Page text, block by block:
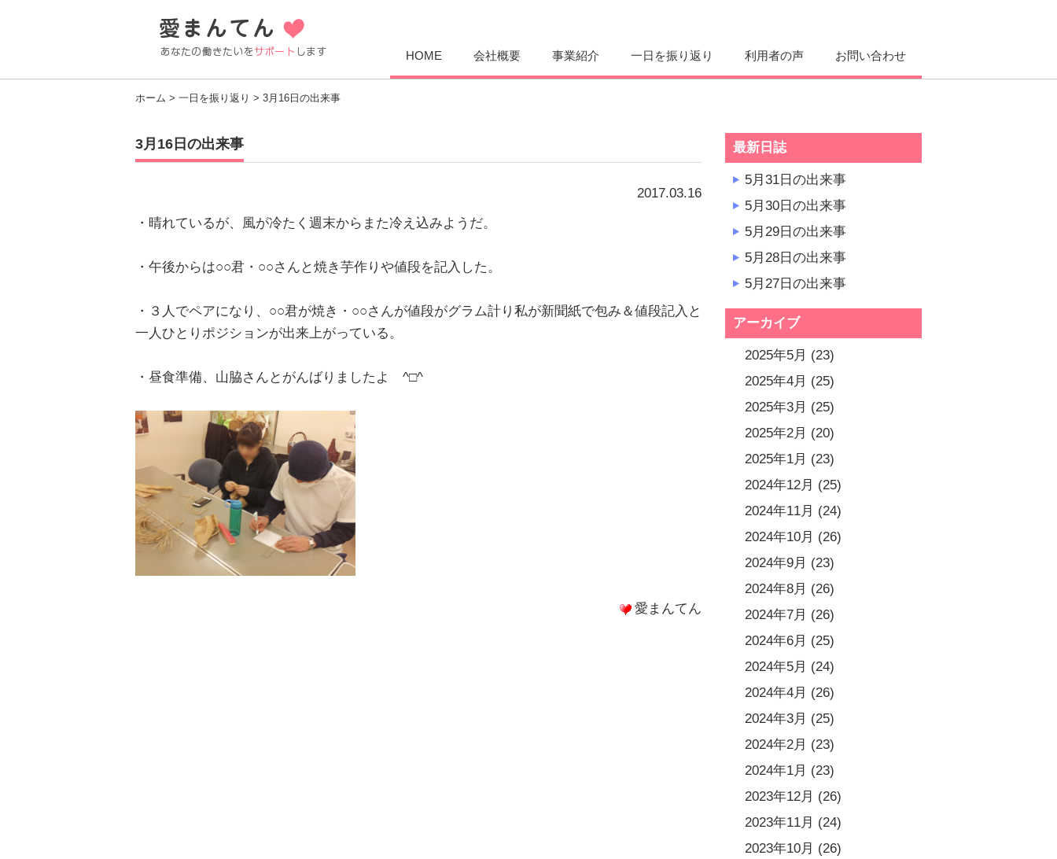
HOME 会社概要 事業紹介 一日を振り返り 利用者の声 お問い合わせ
ホーム > 一日を振り返り > 3月16日の出来事
3月16日の出来事
2017.03.16
・晴れているが、風が冷たく週末からまた冷え込みようだ。
・午後からは○○君・○○さんと焼き芋作りや値段を記入した。
・３人でペアになり、○○君が焼き・○○さんが値段がグラム計り私が新聞紙で包み＆値段記入と
一人ひとりポジションが出来上がっている。
・昼食準備、山脇さんとがんばりましたよ ^□^
愛まんてん
最新日誌
5月31日の出来事
5月30日の出来事
5月29日の出来事
5月28日の出来事
5月27日の出来事
アーカイブ
2025年5月 (23)
2025年4月 (25)
2025年3月 (25)
2025年2月 (20)
2025年1月 (23)
2024年12月 (25)
2024年11月 (24)
2024年10月 (26)
2024年9月 (23)
2024年8月 (26)
2024年7月 (26)
2024年6月 (25)
2024年5月 (24)
2024年4月 (26)
2024年3月 (25)
2024年2月 (23)
2024年1月 (23)
2023年12月 (26)
2023年11月 (24)
2023年10月 (26)